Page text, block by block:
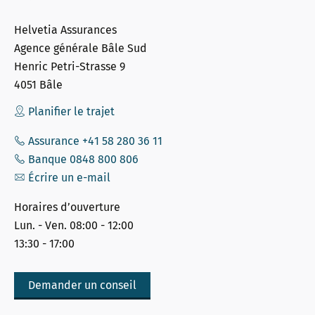
Helvetia Assurances
Agence générale Bâle Sud
Henric Petri-Strasse 9
4051 Bâle
Planifier le trajet
Assurance +41 58 280 36 11
Banque 0848 800 806
Écrire un e-mail
Horaires d’ouverture
Lun. - Ven. 08:00 - 12:00
13:30 - 17:00
Demander un conseil